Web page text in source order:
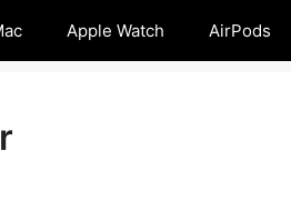
Apple Watch AirPods